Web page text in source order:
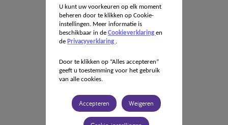
U kunt uw voorkeuren op elk moment
beheren door te klikken op Cookie-
instellingen. Meer informatie is
beschikbaar in de Cookieverklaring en
de Privacyverklaring .
Door te klikken op “Alles accepteren”
geeft u toestemming voor het gebruik
van alle cookies.
Accepteren Weigeren